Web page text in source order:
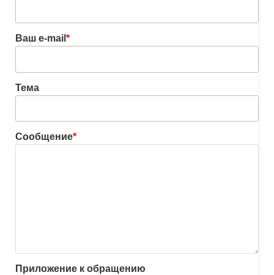
Ваш e-mail *
Тема
Сообщение*
Приложение к обращению